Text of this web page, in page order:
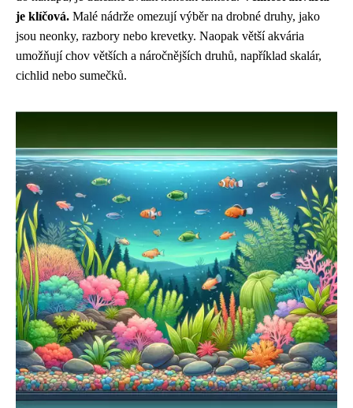
je klíčová. Malé nádrže omezují výběr na drobné druhy, jako
jsou neonky, razbory nebo krevetky. Naopak větší akvária
umožňují chov větších a náročnějších druhů, například skalár,
cichlid nebo sumečků.